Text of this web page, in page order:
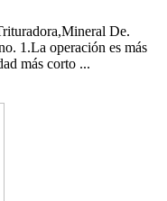
De.
1.La operación es más
más corto ...